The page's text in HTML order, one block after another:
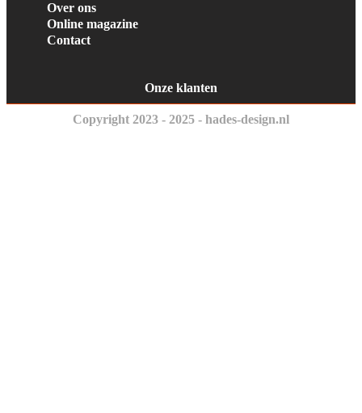
Over ons
Online magazine
Contact
Onze klanten
Copyright 2023 - 2025 - hades-design.nl